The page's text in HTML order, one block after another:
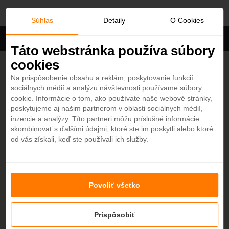
Súhlas Detaily O Cookies
Táto webstránka používa súbory
cookies
Na prispôsobenie obsahu a reklám, poskytovanie funkcií
sociálnych médií a analýzu návštevnosti používame súbory
cookie. Informácie o tom, ako používate naše webové stránky,
poskytujeme aj našim partnerom v oblasti sociálnych médií,
inzercie a analýzy. Títo partneri môžu príslušné informácie
skombinovať s ďalšími údajmi, ktoré ste im poskytli alebo ktoré
od vás získali, keď ste používali ich služby.
Prispôsobiť
Povoliť všetko